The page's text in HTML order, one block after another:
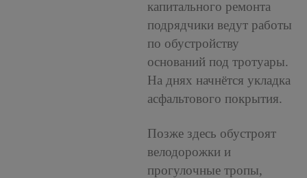
капитального ремонта
подрядчики ведут работы
по обустройству
оснований под тротуары.
На днях начнётся укладка
асфальтового покрытия.
Позже здесь обустроят
велодорожки и
прогулочные тропы,